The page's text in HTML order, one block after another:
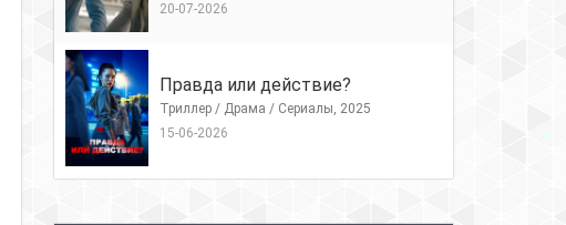
20-07-2026
Правда или действие?
Триллер / Драма / Сериалы, 2025
15-06-2026